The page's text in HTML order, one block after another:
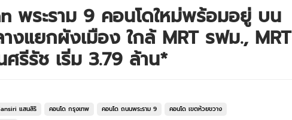
พระราม 9 คอนโดใหม่พร้อมอยู่ บน
างแยกผังเมือง ใกล้ MRT รฟม., MRT
รีรัช เริ่ม 3.79 ล้าน*
แสนสิริ คอนโด กรุงเทพ คอนโด ถนนพระราม 9
คอนโด เขตห้วยขวาง